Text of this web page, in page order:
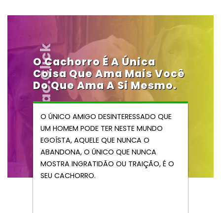
Vendocao.click
O Cachorro É A Única
Coisa Que Ama Mais Você
Do Que Ama A Si Mesmo.
O ÚNICO AMIGO DESINTERESSADO QUE
UM HOMEM PODE TER NESTE MUNDO
EGOÍSTA, AQUELE QUE NUNCA O
ABANDONA, O ÚNICO QUE NUNCA
MOSTRA INGRATIDÃO OU TRAIÇÃO, É O
SEU CACHORRO.